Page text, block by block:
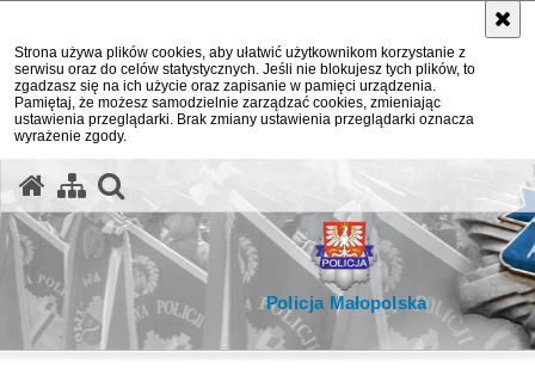
Strona używa plików cookies, aby ułatwić użytkownikom korzystanie z
serwisu oraz do celów statystycznych. Jeśli nie blokujesz tych plików, to
zgadzasz się na ich użycie oraz zapisanie w pamięci urządzenia.
Pamiętaj, że możesz samodzielnie zarządzać cookies, zmieniając
ustawienia przeglądarki. Brak zmiany ustawienia przeglądarki oznacza
wyrażenie zgody.
Policja Małopolska